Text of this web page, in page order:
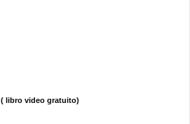
( libro video gratuito)